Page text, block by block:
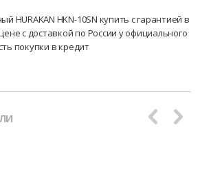
HURAKAN HKN-10SN купить с гарантией в
с доставкой по России у официального
покупки в кредит